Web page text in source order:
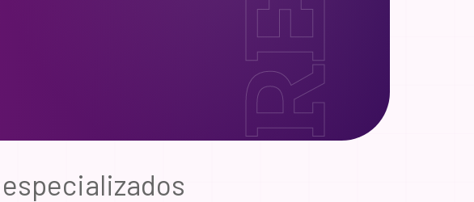
especializados